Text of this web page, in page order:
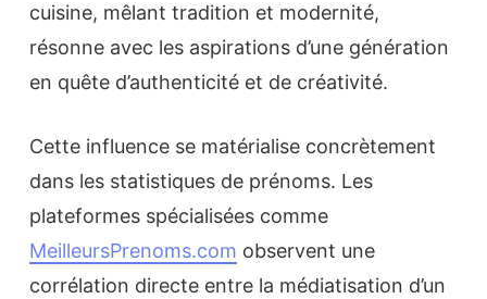
cuisine, mêlant tradition et modernité,
résonne avec les aspirations d’une génération
en quête d’authenticité et de créativité.
Cette influence se matérialise concrètement
dans les statistiques de prénoms. Les
plateformes spécialisées comme
MeilleursPrenoms.com observent une
corrélation directe entre la médiatisation d’un